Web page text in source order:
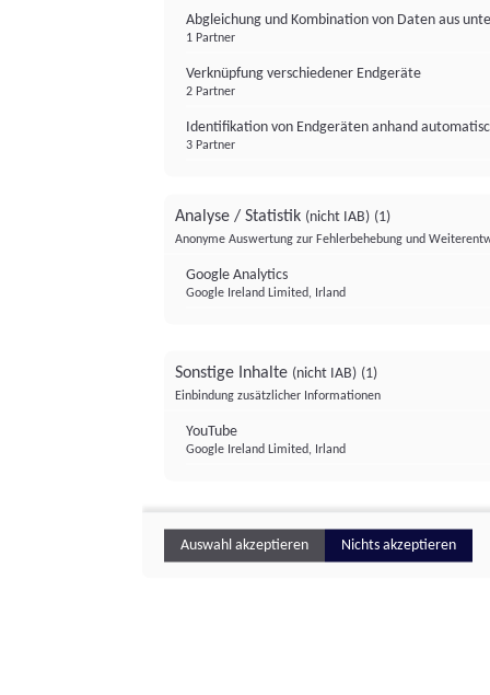
Abgleichung und Kombination von Daten aus
1 Partner
Verknüpfung verschiedener Endgeräte
2 Partner
Identifikation von Endgeräten anhand
3 Partner
Analyse / Statistik (nicht IAB) (1)
Anonyme Auswertung zur Fehlerbehebung und
Google Analytics
Google Ireland Limited, Irland
Sonstige Inhalte (nicht IAB) (1)
Einbindung zusätzlicher Informationen
YouTube
Google Ireland Limited, Irland
Auswahl akzeptieren Nichts akzeptieren